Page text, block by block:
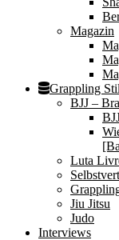
Magazin
Grappling
BJJ –
Luta
Jiu Jitsu
Judo
Interviews